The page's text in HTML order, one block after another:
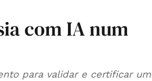
com IA num
para validar e certificar um